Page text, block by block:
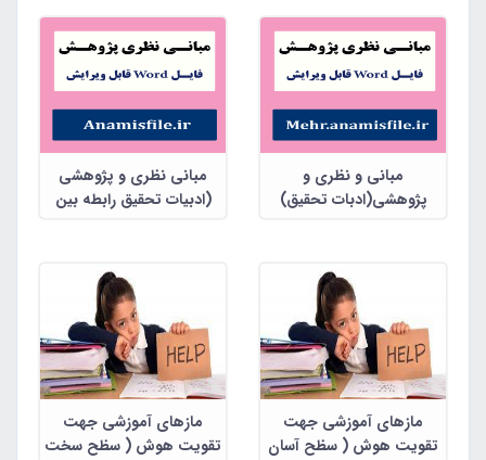
مبانی و نظری و
پژوهشی(ادبات تحقیق)
پروتکل آموزش
مبانی نظری و پژوهشی
(ادبیات تحقیق رابطه بین
چهارم ، پنجم دبستان
مازهای آموزشی جهت
تقویت هوش ( سظح آسان
مازهای آموزشی جهت
تقویت هوش ( سظح سخت